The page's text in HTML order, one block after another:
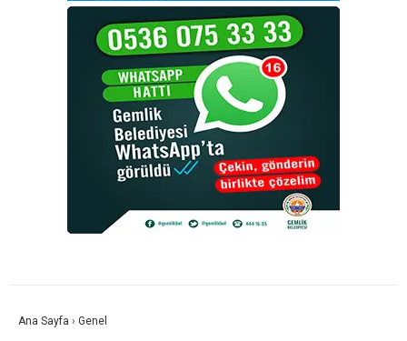
Ana Sayfa › Genel